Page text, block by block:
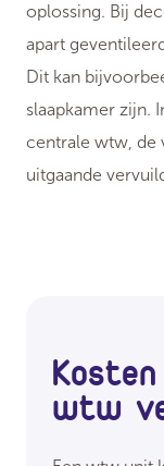
oplossing. Bij
apart
Dit kan
slaapkamer zijn.
centrale wtw, de
uitgaande
wtw